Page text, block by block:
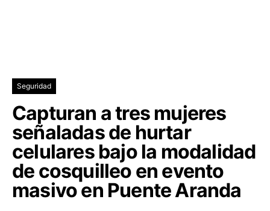
Seguridad
Capturan a tres mujeres
señaladas de hurtar
celulares bajo la modalidad
de cosquilleo en evento
masivo en Puente Aranda